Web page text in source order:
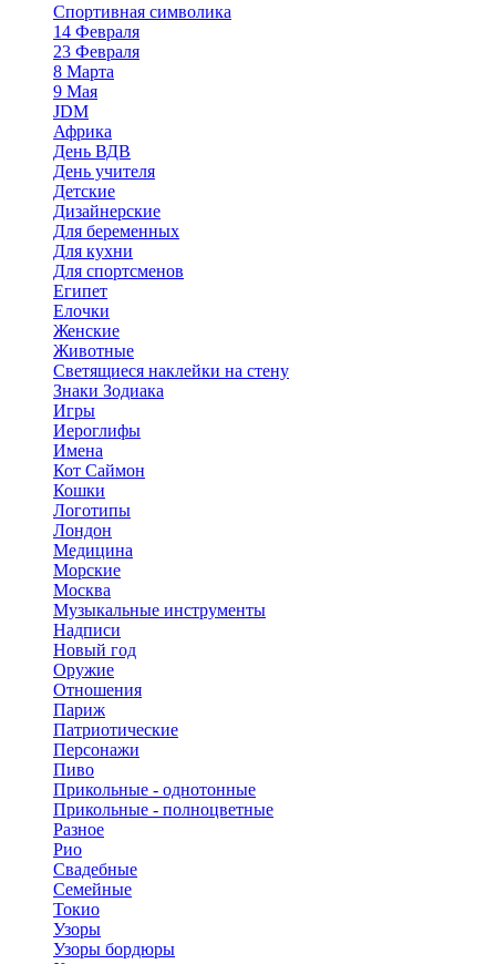
Спортивная символика
14 Февраля
23 Февраля
8 Марта
9 Мая
JDM
Африка
День ВДВ
День учителя
Детские
Дизайнерские
Для беременных
Для кухни
Для спортсменов
Египет
Елочки
Женские
Животные
Светящиеся наклейки на стену
Знаки Зодиака
Игры
Иероглифы
Имена
Кот Саймон
Кошки
Логотипы
Лондон
Медицина
Морские
Москва
Музыкальные инструменты
Надписи
Новый год
Оружие
Отношения
Париж
Патриотические
Персонажи
Пиво
Прикольные - однотонные
Прикольные - полноцветные
Разное
Рио
Свадебные
Семейные
Токио
Узоры
Узоры бордюры